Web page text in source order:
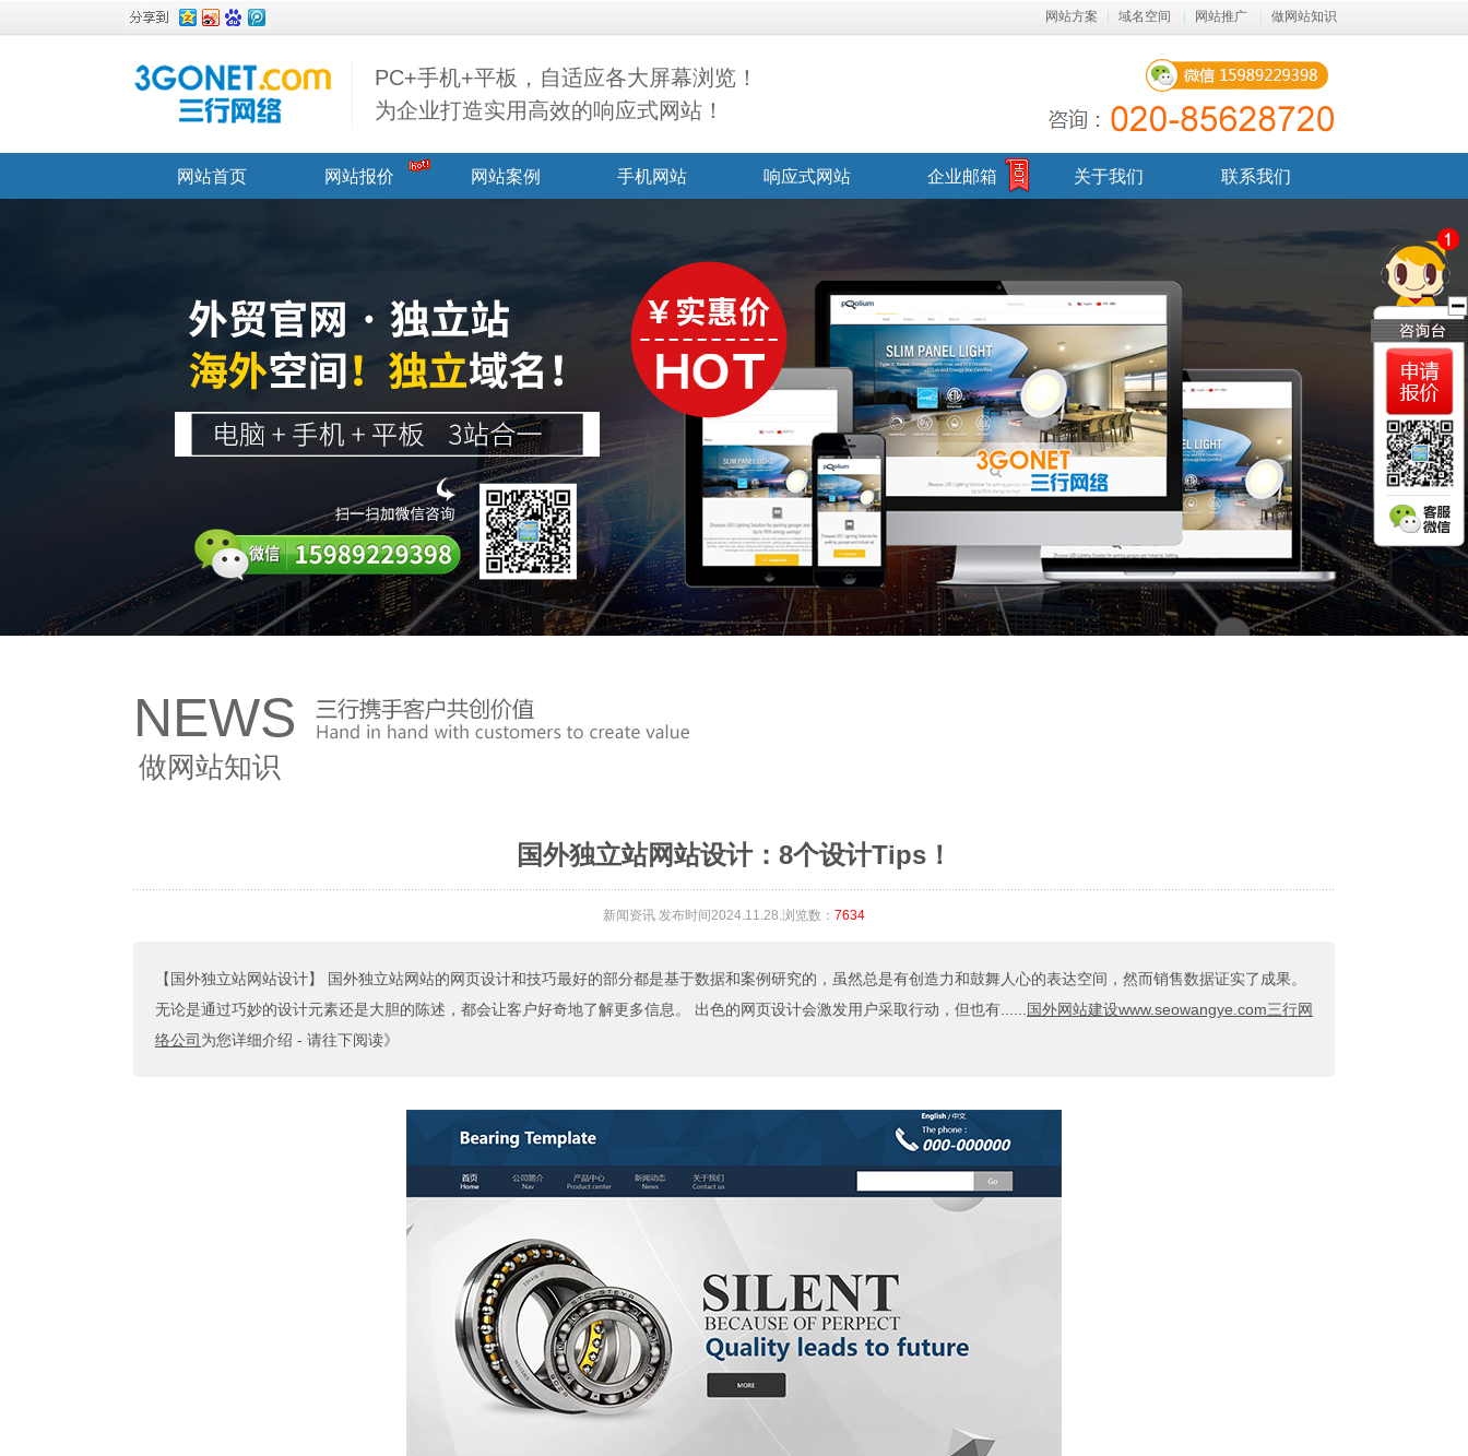
做网站知识
网站推广
域名空间
网站方案
PC+手机+平板，自适应各大屏幕浏览！
为企业打造实用高效的响应式网站！
网站首页 网站报价 网站案例 手机网站 响应式网站 企业邮箱 关于我们 联系我们
NEWS
做网站知识
国外独立站网站设计：8个设计Tips！
新闻资讯 发布时间2024.11.28.浏览数： 7634
【国外独立站网站设计】
国外独立站网站的网页设计和技巧最好的部分都是基于数据和案例研究的，虽然总是有创造力和鼓舞人心的表达空间，然而销售数据证实了成果。
无论是通过巧妙的设计元素还是大胆的陈述，都会让客户好奇地了解更多信息。 出色的网页设计会激发用户采取行动，但也有......
国外网站建设www.seowangye.com三行网
络公司 为您详细介绍 - 请往下阅读》